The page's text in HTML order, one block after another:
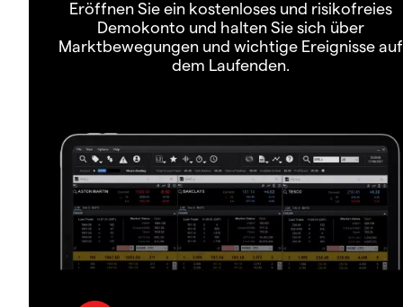
Eröffnen Sie ein kostenloses und risikofreies
Demokonto und halten Sie sich über
Marktbewegungen und wichtige Ereignisse auf
dem Laufenden.